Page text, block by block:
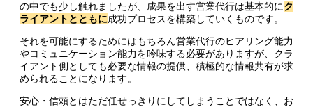
の中でも少し触れましたが、成果を出す営業代行は基本的にク
ライアントとともに成功プロセスを構築していくものです。
それを可能にするためにはもちろん営業代行のヒアリング能力
やコミュニケーション能力を吟味する必要がありますが、クラ
イアント側としても必要な情報の提供、積極的な情報共有が求
められることになります。
安心・信頼とはただ任せっきりにしてしまうことではなく、お